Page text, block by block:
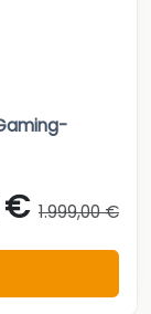
€ 1.999,00 €